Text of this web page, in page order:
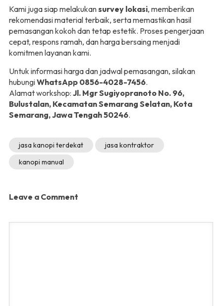
Kami juga siap melakukansurvey lokasi, memberikan
rekomendasi material terbaik, serta memastikan hasil
pemasangan kokoh dan tetap estetik. Proses pengerjaan
cepat, respons ramah, dan harga bersaing menjadi
komitmen layanan kami.
Untuk informasi harga dan jadwal pemasangan, silakan
hubungiWhatsApp 0856-4028-7456.
Alamat workshop: Jl. Mgr Sugiyopranoto No. 96,
Bulustalan, Kecamatan Semarang Selatan, Kota
Semarang, Jawa Tengah 50246.
jasa kanopi terdekat
jasa kontraktor
kanopi manual
Leave a Comment